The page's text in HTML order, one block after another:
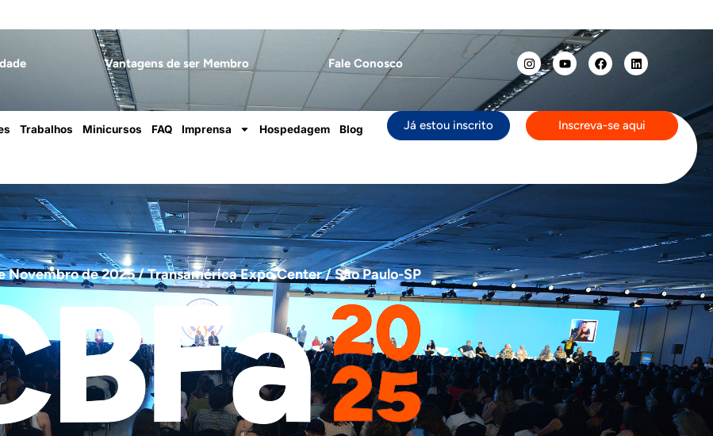
Vantagens de ser Membro Fale Conosco
Trabalhos Minicursos FAQ Imprensa Hospedagem Blog Já estou inscrito Inscreva-se aqui
Novembro de 2025 / Transamérica Expo Center / São Paulo-SP